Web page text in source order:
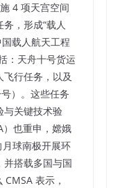
4 项天宫空间
，形成“载人
载人航天工程
：天舟十号货运
行任务，以及
）。这些任务
与关键技术验
）也重申，嫦娥
球南极开展环
并搭载多国与国
表示，